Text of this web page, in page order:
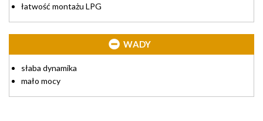
łatwość montażu LPG
WADY
słaba dynamika
mało mocy